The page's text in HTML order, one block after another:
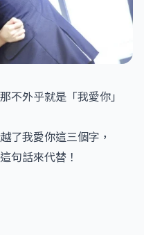
不外乎就是「我愛你」
了我愛你這三個字，
句話來代替！